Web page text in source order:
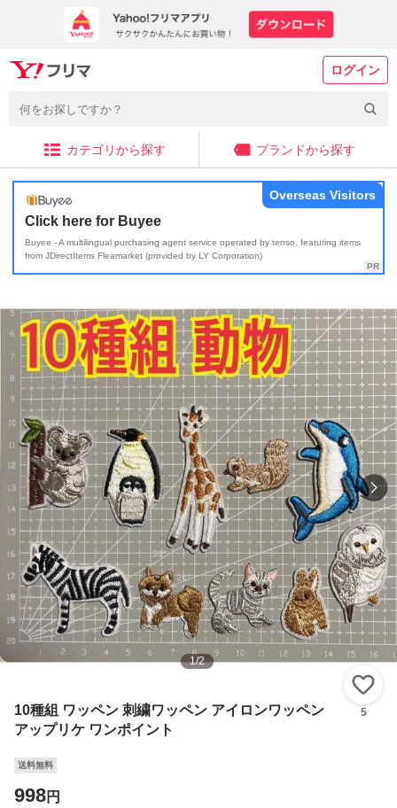
ログイン
カテゴリから探す ブランドから探す
Click here for Buyee
Buyee - A multilingual purchasing agent service operated by tenso, featuring items
from JDirectItems Fleamarket (provided by LY Corporation)
Overseas Visitors
1/2
10種組 ワッペン 刺繍ワッペン アイロンワッペン
アップリケ ワンポイント
5
送料無料
998円